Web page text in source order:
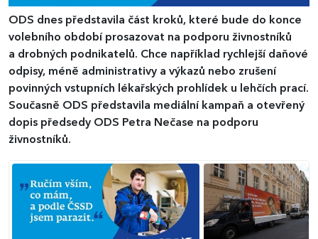
ODS dnes představila část kroků, které bude do konce
volebního období prosazovat na podporu živnostníků
a drobných podnikatelů. Chce například rychlejší daňové
odpisy, méně administrativy a výkazů nebo zrušení
povinných vstupních lékařských prohlídek u lehčích prací.
Současně ODS představila mediální kampaň a otevřený
dopis předsedy ODS Petra Nečase na podporu
živnostníků.